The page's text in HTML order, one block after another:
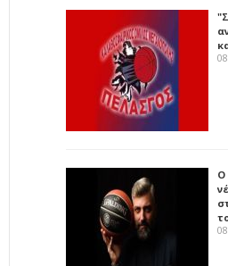
Ο